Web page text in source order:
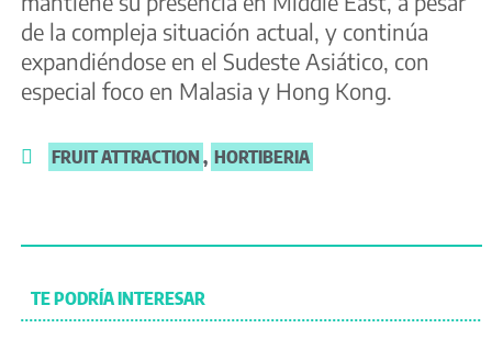
de la compleja situación actual, y continúa
expandiéndose en el Sudeste Asiático, con
especial foco en Malasia y Hong Kong.
FRUIT ATTRACTION , HORTIBERIA
TE PODRÍA INTERESAR